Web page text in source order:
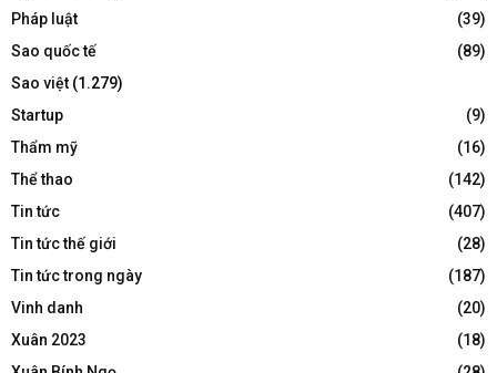
Pháp luật
(39)
Sao quốc tế
(89)
Sao việt (1.279)
Startup
(9)
Thẩm mỹ
(16)
Thể thao
(142)
Tin tức
(407)
Tin tức thế giới
(28)
Tin tức trong ngày
(187)
Vinh danh
(20)
Xuân 2023
(18)